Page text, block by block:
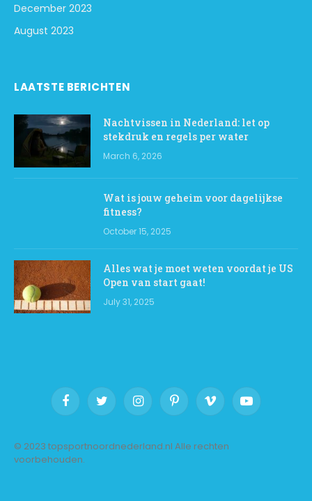
December 2023
August 2023
LAATSTE BERICHTEN
Nachtvissen in Nederland: let op
stekdruk en regels per water
March 6, 2026
Wat is jouw geheim voor dagelijkse
fitness?
October 15, 2025
Alles wat je moet weten voordat je US
Open van start gaat!
July 31, 2025
FacebookTwitter InstagramPinterestVimeo YouTube
© 2023 topsportnoordnederland.nl Alle rechten
voorbehouden.